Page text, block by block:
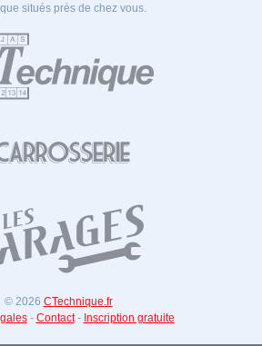
situés près de chez vous.
© 2026 CTechnique.fr
- Contact- Inscription gratuite